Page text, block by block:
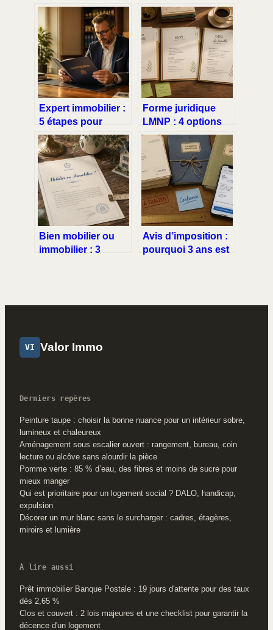
Expert immobilier :
5 étapes pour
maîtriser la valeur
vénale et valider
vos certifications
professionnelles
Forme juridique
LMNP : 4 options
pour sécuriser
votre patrimoine et
optimiser votre
fiscalité
Bien mobilier ou
immobilier : 3
Avis d’imposition :
pourquoi 3 ans est
VI Valor Immo
Derniers repères
Peinture taupe : choisir la bonne nuance pour un intérieur sobre,
lumineux et chaleureux
Aménagement sous escalier ouvert : rangement, bureau, coin
lecture ou alcôve sans alourdir la pièce
Pomme verte : 85 % d’eau, des fibres et moins de sucre pour
mieux manger
Qui est prioritaire pour un logement social ? DALO, handicap,
expulsion
Décorer un mur blanc sans le surcharger : cadres, étagères,
miroirs et lumière
À lire aussi
Prêt immobilier Banque Postale : 19 jours d'attente pour des taux
dès 2,65 %
Clos et couvert : 2 lois majeures et une checklist pour garantir la
décence d'un logement